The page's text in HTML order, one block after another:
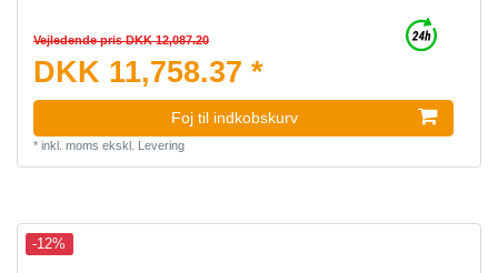
Vejledende pris DKK 12,087.20
DKK 11,758.37 *
Foj til indkobskurv
* inkl. moms ekskl. Levering
-12%